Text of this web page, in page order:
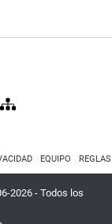
EQUIPO
2026 - Todos los